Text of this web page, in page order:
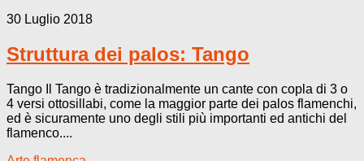
30 Luglio 2018
Struttura dei palos: Tango
Tango Il Tango è tradizionalmente un cante con copla di 3 o
4 versi ottosillabi, come la maggior parte dei palos flamenchi,
ed è sicuramente uno degli stili più importanti ed antichi del
flamenco....